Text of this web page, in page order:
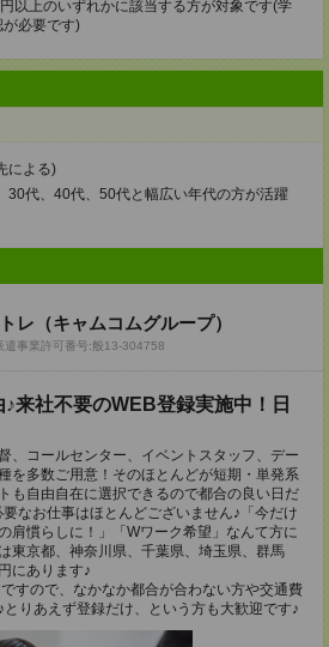
以上のいずれかに該当する方が対象です(学
必要です)
による)
30代、40代、50代と幅広い年代の方が活躍
レ（キャムコムグループ）
遣事業許可番号:般13-304758
来社不要のWEB登録実施中！日
、コールセンター、イベントスタッフ、デー
を多数ご用意！そのほとんどが短期・単発系
も自由自在に選択できるので都合の良い日だ
なお仕事はほとんどございません♪「今だけ
肩慣らしに！」「Wワーク希望」なんて方に
東京都、神奈川県、千葉県、埼玉県、群馬
にあります♪
すので、なかなか都合が合わない方や交通費
りあえず登録だけ、という方も大歓迎です♪